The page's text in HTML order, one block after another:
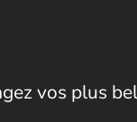
vos plus